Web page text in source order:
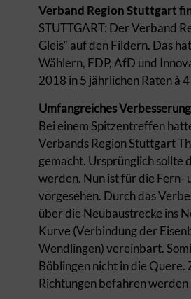
Verband Region Stuttgart
STUTTGART: Der Verband
Gleis“ auf den Fildern. Das
Wählern, FDP, AfD und
2018 in 5 jährlichen Raten à
Umfangreiches
Bei einem Spitzentreffen
Verbands Region Stuttgart
gemacht. Ursprünglich sollte
werden. Nun ist für die Fern-
vorgesehen. Durch das
über die Neubaustrecke ins
Kurve (Verbindung der
Wendlingen) vereinbart.
Böblingen nicht in die Quere.
Richtungen befahren